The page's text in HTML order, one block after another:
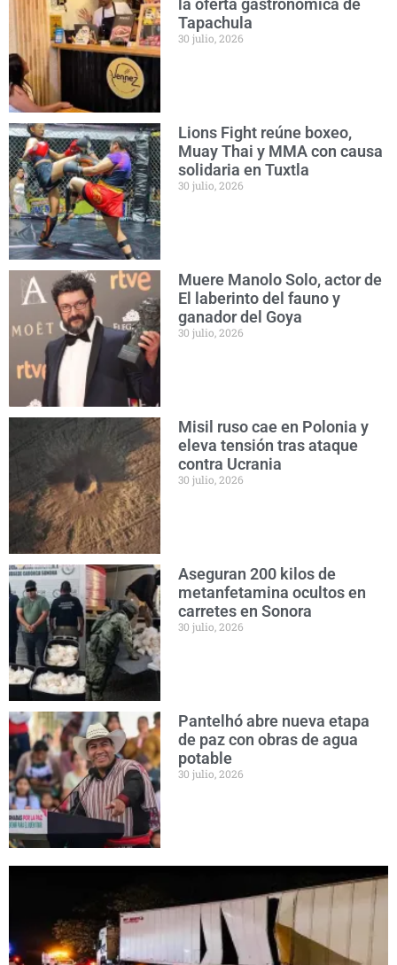
Tapachula
30 julio, 2026
Lions Fight reúne boxeo,
Muay Thai y MMA con causa
solidaria en Tuxtla
30 julio, 2026
Muere Manolo Solo, actor de
El laberinto del fauno y
ganador del Goya
30 julio, 2026
Misil ruso cae en Polonia y
eleva tensión tras ataque
contra Ucrania
30 julio, 2026
Aseguran 200 kilos de
metanfetamina ocultos en
carretes en Sonora
30 julio, 2026
Pantelhó abre nueva etapa
de paz con obras de agua
potable
30 julio, 2026